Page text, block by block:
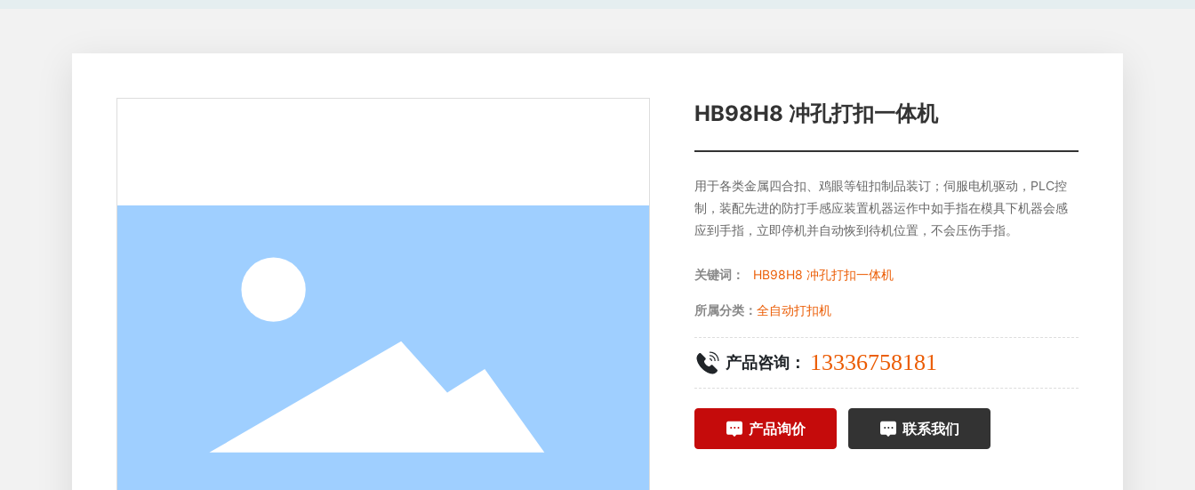
HB98H8 冲孔打扣一体机
用于各类金属四合扣、鸡眼等钮扣制品装订；伺服电机驱动，PLC控
制，装配先进的防打手感应装置机器运作中如手指在模具下机器会感
应到手指，立即停机并自动恢到待机位置，不会压伤手指。
关键词： HB98H8 冲孔打扣一体机
所属分类： 全自动打扣机
产品咨询： 13336758181
产品询价 联系我们